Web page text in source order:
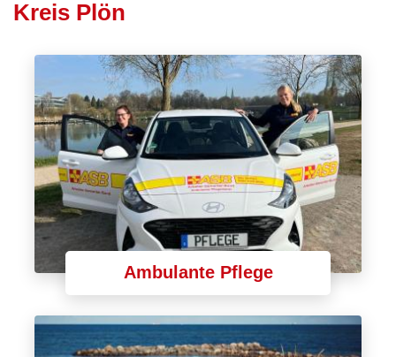
Kreis Plön
Ambulante Pflege